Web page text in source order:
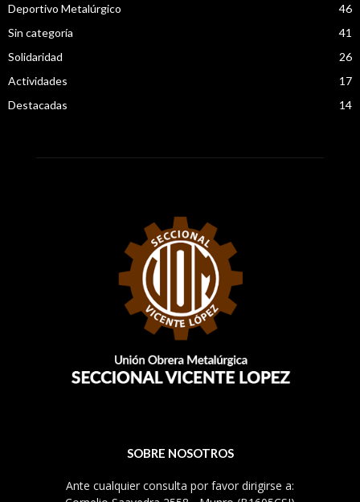
Deportivo Metalúrgico
46
Sin categoría
41
Solidaridad
26
Actividades
17
Destacadas
14
SOBRE NOSOTROS
Ante cualquier consulta por favor dirigirse a: